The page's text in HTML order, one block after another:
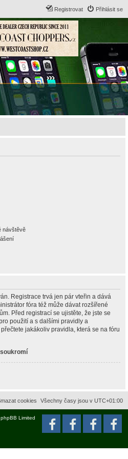
Přihlásit se
Registrovat
návštěvě
Registrace trvá jen pár vteřin a dává
fóra též může dávat rozšířené
Před registrací se ujistěte, že jste se
použití a s dalšími pravidly a
jakákoliv pravidla, která se na fóru
Všechny časy jsou v UTC+01:00
cookies
Limited